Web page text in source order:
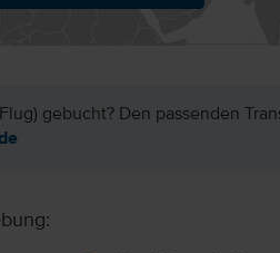
gebucht? Den passenden